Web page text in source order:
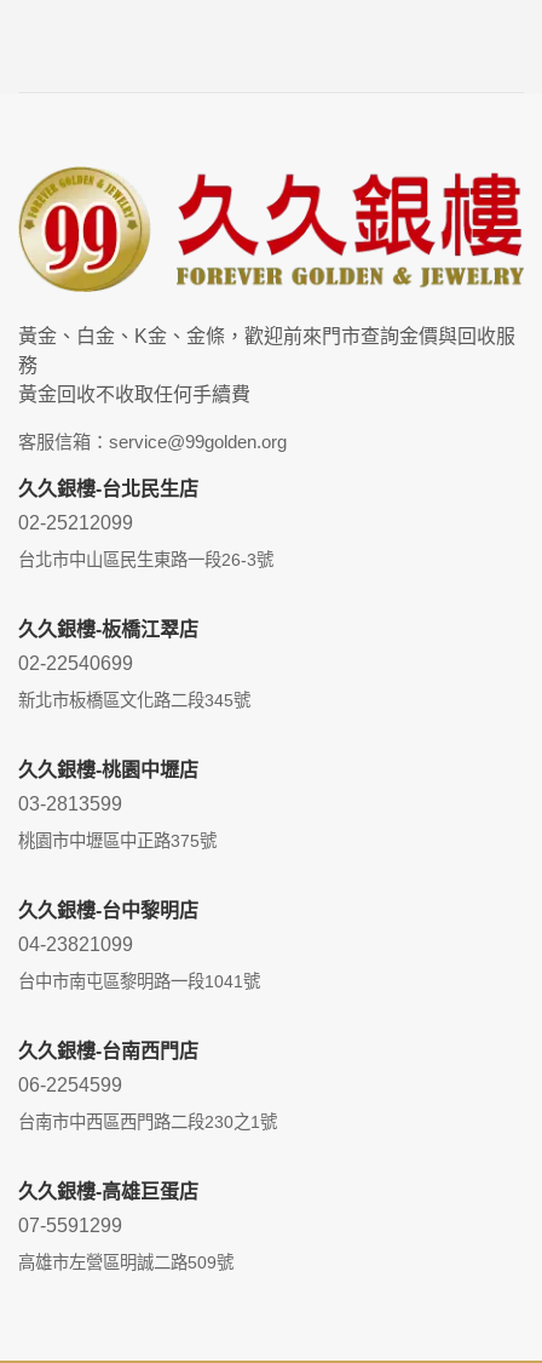
黃金、白金、K金、金條，歡迎前來門市查詢金價與回收服
務
黃金回收不收取任何手續費
客服信箱：service@99golden.org
久久銀樓-台北民生店
02-25212099
台北市中山區民生東路一段26-3號
久久銀樓-板橋江翠店
02-22540699
新北市板橋區文化路二段345號
久久銀樓-桃園中壢店
03-2813599
桃園市中壢區中正路375號
久久銀樓-台中黎明店
04-23821099
台中市南屯區黎明路一段1041號
久久銀樓-台南西門店
06-2254599
台南市中西區西門路二段230之1號
久久銀樓-高雄巨蛋店
07-5591299
高雄市左營區明誠二路509號